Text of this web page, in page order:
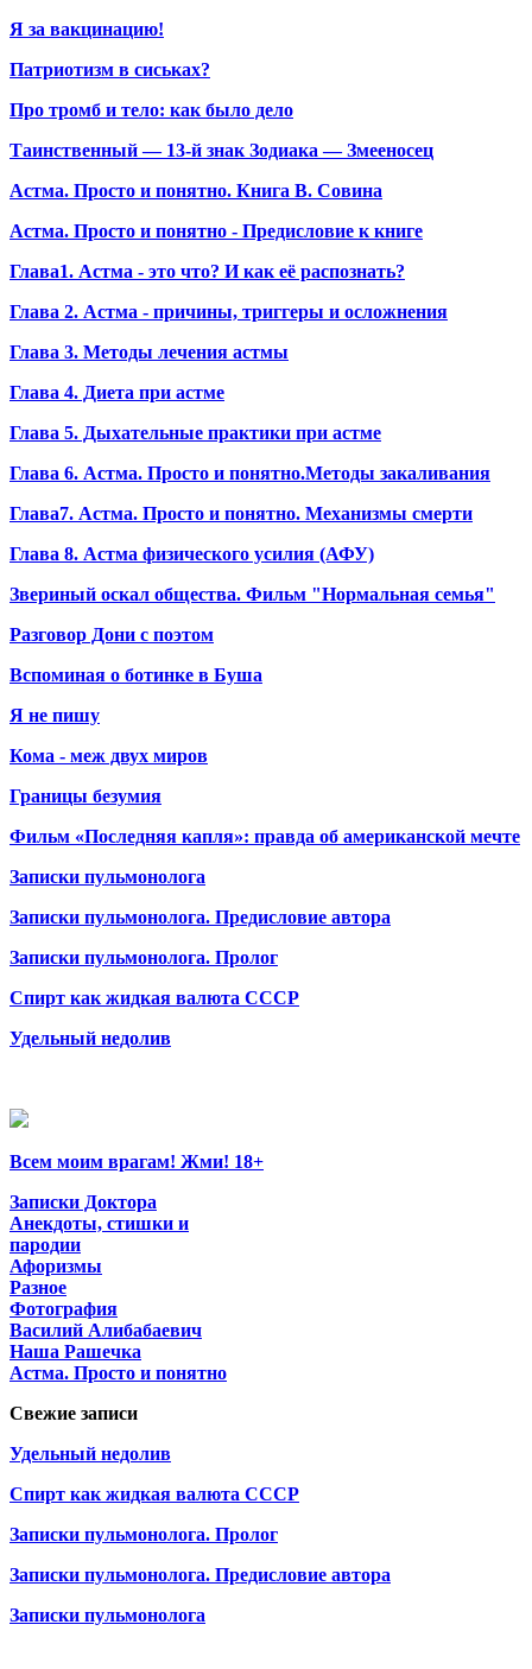
Я за вакцинацию!
Патриотизм в сиськах?
Про тромб и тело: как было дело
Таинственный — 13-й знак Зодиака — Змееносец
Астма. Просто и понятно. Книга В. Совина
Астма. Просто и понятно - Предисловие к книге
Глава1. Астма - это что? И как её распознать?
Глава 2. Астма - причины, триггеры и осложнения
Глава 3. Методы лечения астмы
Глава 4. Диета при астме
Глава 5. Дыхательные практики при астме
Глава 6. Астма. Просто и понятно.Методы закаливания
Глава7. Астма. Просто и понятно. Механизмы смерти
Глава 8. Астма физического усилия (АФУ)
Звериный оскал общества. Фильм "Нормальная семья"
Разговор Дони с поэтом
Вспоминая о ботинке в Буша
Я не пишу
Кома - меж двух миров
Границы безумия
Фильм «Последняя капля»: правда об американской мечте
Записки пульмонолога
Записки пульмонолога. Предисловие автора
Записки пульмонолога. Пролог
Спирт как жидкая валюта СССР
Удельный недолив
Всем моим врагам! Жми! 18+
Записки Доктора
Анекдоты, стишки и
пародии
Афоризмы
Разное
Фотография
Василий Алибабаевич
Наша Рашечка
Астма. Просто и понятно
Свежие записи
Удельный недолив
Спирт как жидкая валюта СССР
Записки пульмонолога. Пролог
Записки пульмонолога. Предисловие автора
Записки пульмонолога